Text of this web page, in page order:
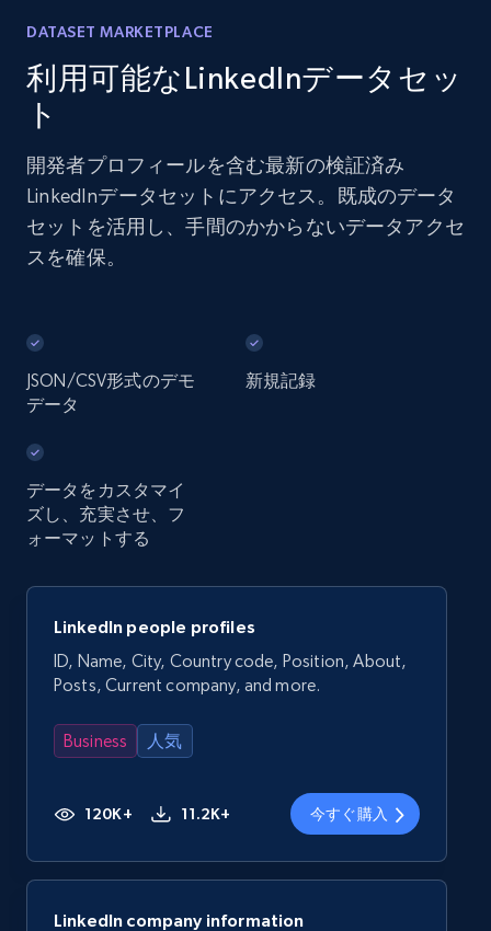
DATASET MARKETPLACE
利用可能なLinkedInデータセッ
ト
開発者プロフィールを含む最新の検証済み
LinkedInデータセットにアクセス。既成のデータ
セットを活用し、手間のかからないデータアクセ
スを確保。
JSON/CSV形式のデモ
データ
新規記録
データをカスタマイ
ズし、充実させ、フ
ォーマットする
LinkedIn people profiles
ID, Name, City, Country code, Position, About,
Posts, Current company, and more.
Business 人気
120K+ 11.2K+ 今すぐ購入
LinkedIn company information